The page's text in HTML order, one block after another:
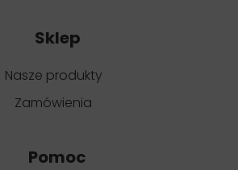
Sklep
Nasze produkty
Zamówienia
Pomoc